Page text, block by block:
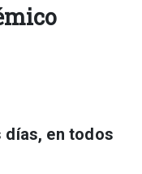
en todos